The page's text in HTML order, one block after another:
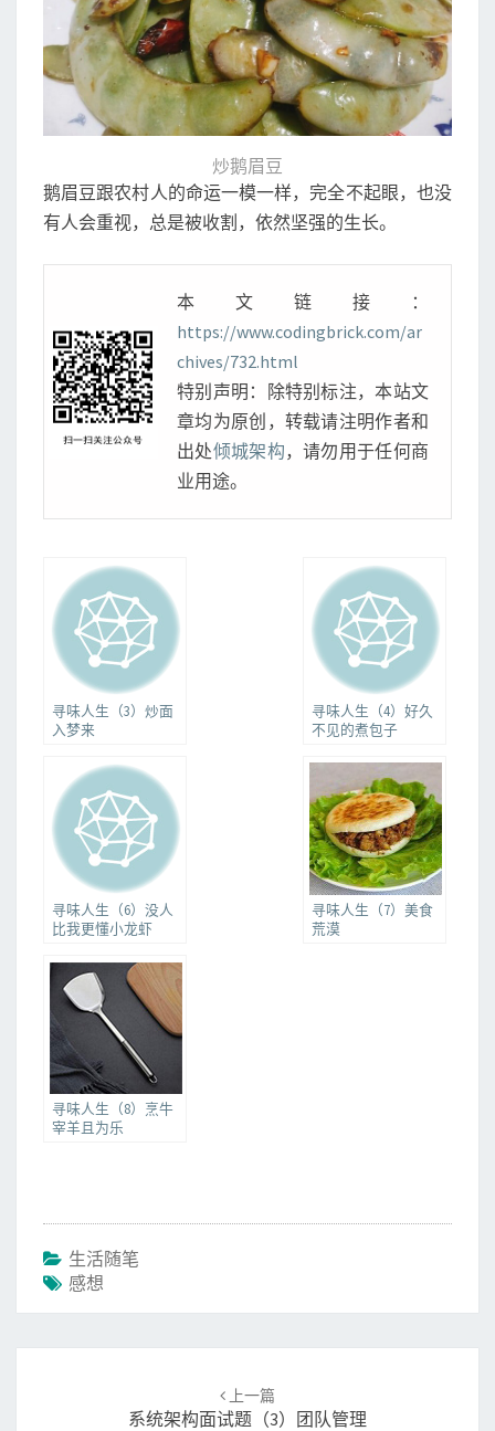
炒鹅眉豆
鹅眉豆跟农村人的命运一模一样，完全不起眼，也没
有人会重视，总是被收割，依然坚强的生长。
本文链接：
https://www.codingbrick.com/ar
chives/732.html
特别声明：除特别标注，本站文
章均为原创，转载请注明作者和
出处倾城架构，请勿用于任何商
业用途。
寻味人生（3）炒面
入梦来
寻味人生（4）好久
不见的煮包子
寻味人生（6）没人
比我更懂小龙虾
寻味人生（7）美食
荒漠
寻味人生（8）烹牛
宰羊且为乐
生活随笔
感想
上一篇
系统架构面试题（3）团队管理